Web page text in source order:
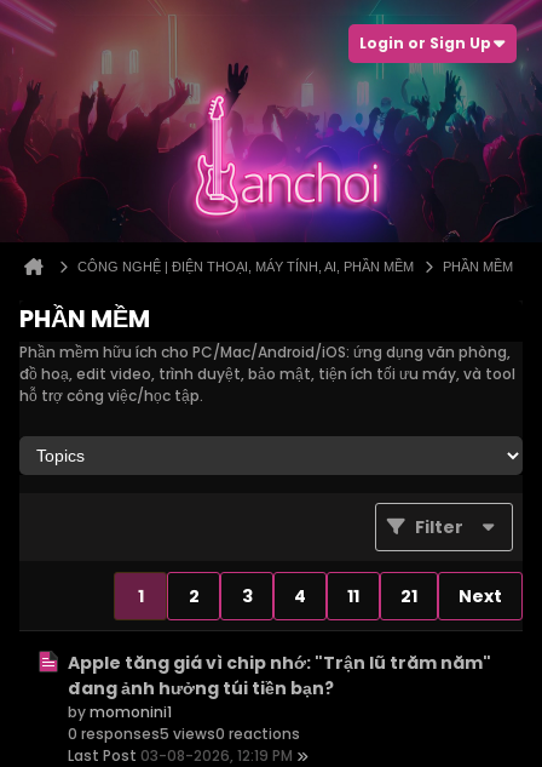
Login or Sign Up
CÔNG NGHỆ | ĐIỆN THOẠI, MÁY TÍNH, AI, PHẦN MỀM PHẦN MỀM
PHẦN MỀM
Phần mềm hữu ích cho PC/Mac/Android/iOS: ứng dụng văn phòng,
đồ hoạ, edit video, trình duyệt, bảo mật, tiện ích tối ưu máy, và tool
hỗ trợ công việc/học tập.
Filter
1 2 3 4 11 21 Next
Apple tăng giá vì chip nhớ: "Trận lũ trăm năm"
đang ảnh hưởng túi tiền bạn?
bymomonini1
0 responses5 views0 reactions
Last Post 03-08-2026, 12:19 PM